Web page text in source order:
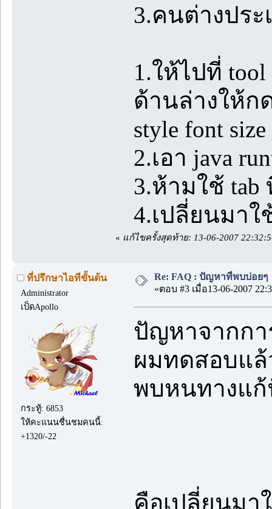
3.คนต่างปร
1.ให้ไปที่ tool
ด้านล่างให้ก
style font
2.เอา java
3.ห้ามใช้ tab
4.เปลี่ยนมาใ
« แก้ไขครั้งสุดท้าย: 13-06-2007
ที่ปรึกษาไอทีขั้นต้น
Administrator
เป็ดApollo
กระทู้: 6853
ให้คะแนนชื่นชมคนนี้:
+1320/-22
Re: FAQ : ปัญหาที่พบบ่อยๆ
«ตอบ #3 เมื่อ13-06-2007
ปัญหาจากกา
ผมทดสอบแล้
พบหนทางแ
คือเปลี่ยนมา